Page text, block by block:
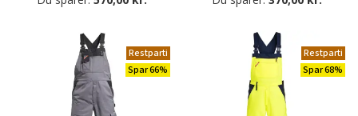
Restparti
Spar 66%
Restparti
Spar 68%